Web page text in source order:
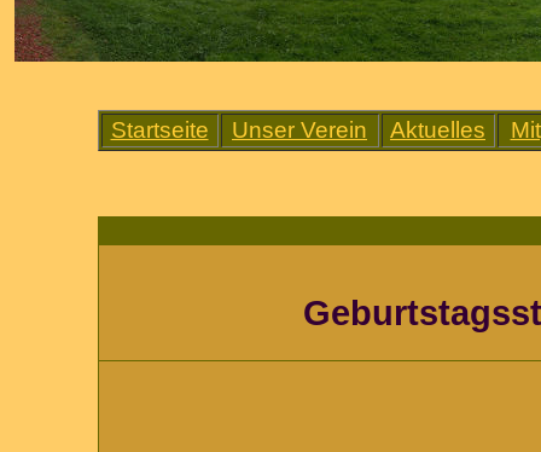
Startseite Unser Verein Aktuelles